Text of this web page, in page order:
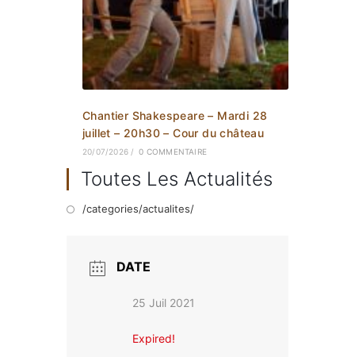
Chantier Shakespeare – Mardi 28
juillet – 20h30 – Cour du château
20/07/2026 / 0 COMMENTAIRE
Toutes Les Actualités
/categories/actualites/
DATE
25 Juil 2021
Expired!